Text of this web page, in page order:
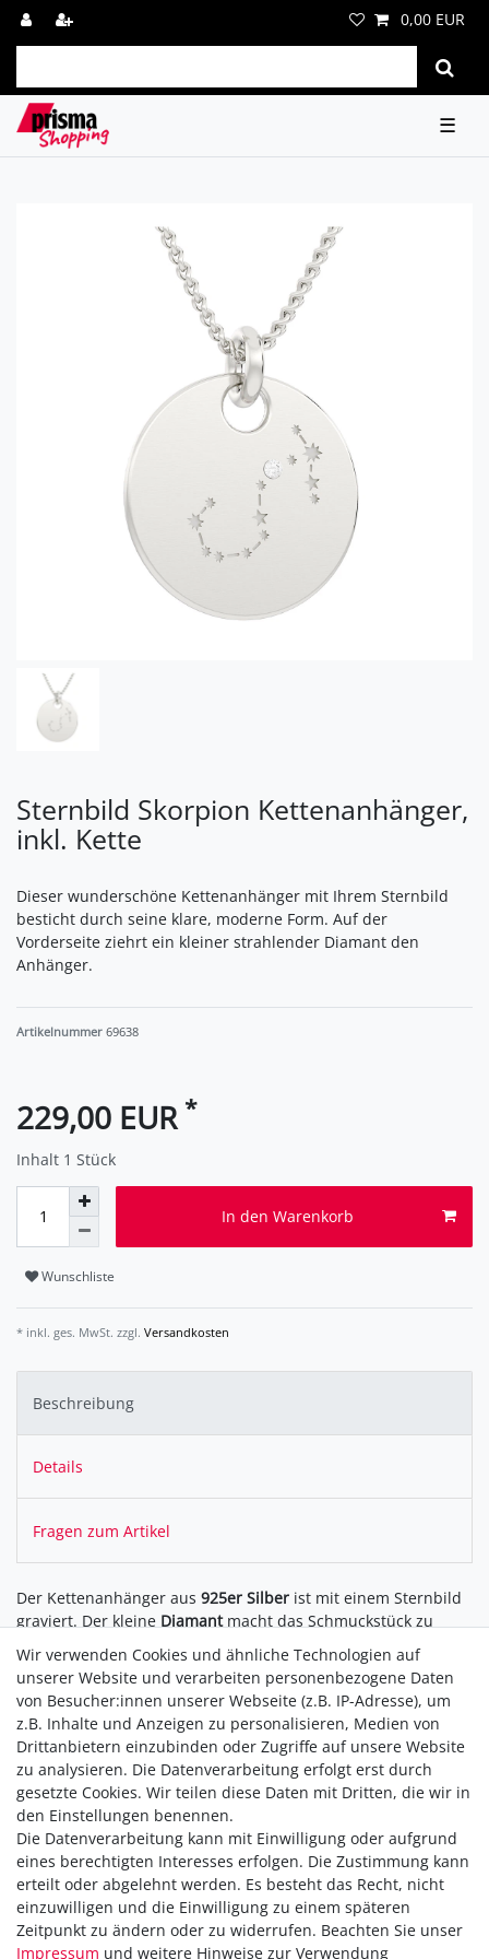
0,00 EUR
☰
Sternbild Skorpion Kettenanhänger,
inkl. Kette
Dieser wunderschöne Kettenanhänger mit Ihrem Sternbild
besticht durch seine klare, moderne Form. Auf der
Vorderseite ziehrt ein kleiner strahlender Diamant den
Anhänger.
Artikelnummer 69638
229,00 EUR *
Inhalt 1 Stück
In den Warenkorb
Wunschliste
* inkl. ges. MwSt. zzgl. Versandkosten
Beschreibung
Details
Fragen zum Artikel
Der Kettenanhänger aus 925er Silber ist mit einem Sternbild
graviert. Der kleine Diamantmacht das Schmuckstück zu
Kette zu allen Anlässen kombinieren. Das perfekte Geschenk
für die Liebsten oder sich selbst.
Versandkostenfrei ab 40,-€
Zahlung
Versand
Daten­schutz­erklärung
Wir verwenden Cookies und ähnliche Technologien auf
unserer Website und verarbeiten personenbezogene Daten
von Besucher:innen unserer Webseite (z.B. IP-Adresse), um
z.B. Inhalte und Anzeigen zu personalisieren, Medien von
Drittanbietern einzubinden oder Zugriffe auf unsere Website
zu analysieren. Die Datenverarbeitung erfolgt erst durch
gesetzte Cookies. Wir teilen diese Daten mit Dritten, die wir in
den Einstellungen benennen.
Die Datenverarbeitung kann mit Einwilligung oder aufgrund
eines berechtigten Interesses erfolgen. Die Zustimmung kann
erteilt oder abgelehnt werden. Es besteht das Recht, nicht
einzuwilligen und die Einwilligung zu einem späteren
Zeitpunkt zu ändern oder zu widerrufen. Beachten Sie unser
Impressum und weitere Hinweise zur Verwendung